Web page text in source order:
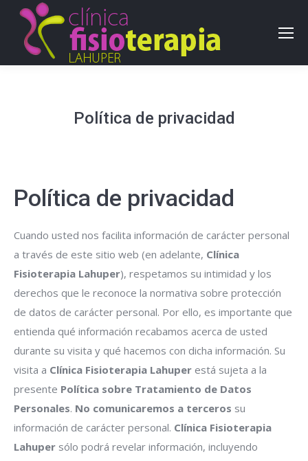
Política de privacidad
Política de privacidad
Cuando usted nos facilita información de carácter personal
a través de este sitio web (en adelante, Clínica
Fisioterapia Lahuper), respetamos su intimidad y los
derechos que le reconoce la normativa sobre protección
de datos de carácter personal. Por ello, es importante que
entienda qué información recabamos acerca de usted
durante su visita y qué hacemos con dicha información. Su
visita a Clínica Fisioterapia Lahuper está sujeta a la
presente Política sobre Tratamiento de Datos
Personales. No comunicaremos a terceros su
información de carácter personal. Clínica Fisioterapia
Lahuper sólo podrá revelar información, incluyendo